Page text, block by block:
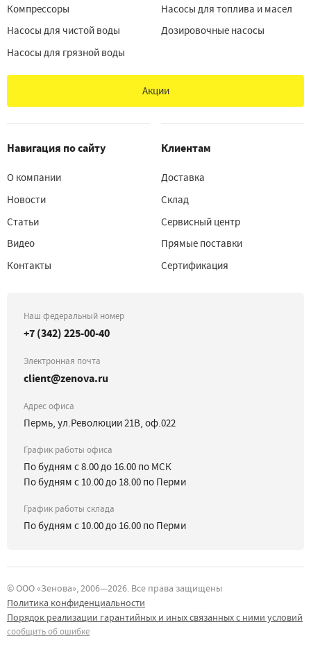
Компрессоры
Насосы для чистой воды
Насосы для грязной воды
Насосы для топлива и масел
Дозировочные насосы
Акции
Навигация по сайту
О компании
Новости
Статьи
Видео
Контакты
Клиентам
Доставка
Склад
Сервисный центр
Прямые поставки
Сертификация
Наш федеральный номер
+7 (342) 225-00-40
Электронная почта
client@zenova.ru
Адрес офиса
Пермь, ул.Революции 21В, оф.022
График работы офиса
По будням с 8.00 до 16.00 по МСК
По будням с 10.00 до 18.00 по Перми
График работы склада
По будням с 10.00 до 16.00 по Перми
©ООО «Зенова», 2006—2026. Все права защищены
Политика конфиденциальности
Порядок реализации гарантийных и иных связанных с ними условий
сообщить об ошибке